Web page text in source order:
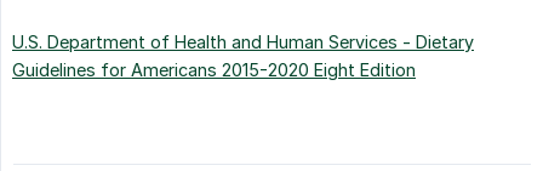
U.S. Department of Health and Human Services - Dietary
Guidelines for Americans 2015-2020 Eight Edition